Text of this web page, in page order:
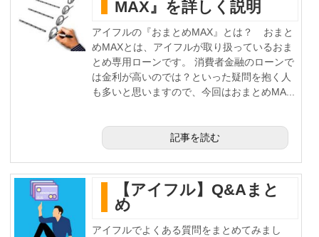
MAX』を詳しく説明
アイフルの『おまとめMAX』とは？ おまと
めMAXとは、アイフルが取り扱っているおま
とめ専用ローンです。 消費者金融のローンで
は金利が高いのでは？といった疑問を抱く人
も多いと思いますので、今回はおまとめMA...
記事を読む
【アイフル】Q&Aまと
め
アイフルでよくある質問をまとめてみまし